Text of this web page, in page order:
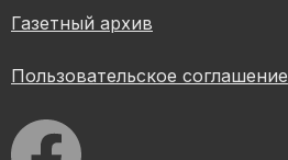
Газетный архив
Пользовательское соглашение